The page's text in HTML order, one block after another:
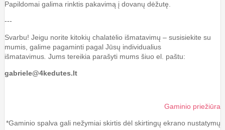
Papildomai galima rinktis pakavimą į dovanų dėžutę.
---
Svarbu! Jeigu norite kitokių chalatėlio išmatavimų – susisiekite su
mumis, galime pagaminti pagal Jūsų individualius
išmatavimus Jums tereikia parašyti mums šiuo el. paštu:
gabriele@4kedutes.lt
Gaminio priežiūra
*Gaminio spalva gali nežymiai skirtis dėl skirtingų ekrano nustatymų